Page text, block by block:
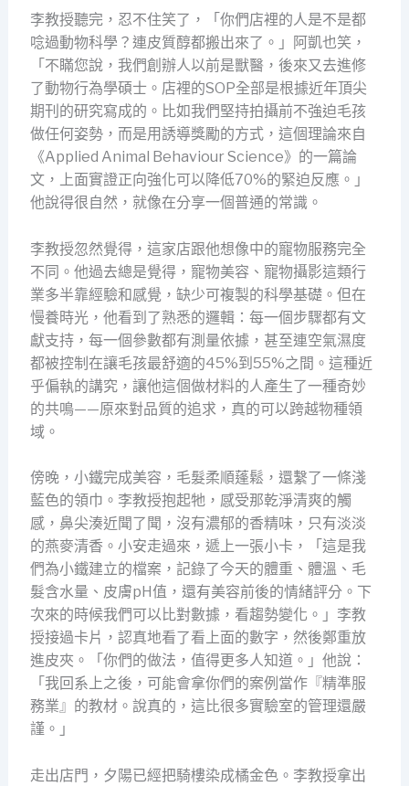
李教授聽完，忍不住笑了，「你們店裡的人是不是都
唸過動物科學？連皮質醇都搬出來了。」阿凱也笑，
「不瞞您說，我們創辦人以前是獸醫，後來又去進修
了動物行為學碩士。店裡的SOP全部是根據近年頂尖
期刊的研究寫成的。比如我們堅持拍攝前不強迫毛孩
做任何姿勢，而是用誘導獎勵的方式，這個理論來自
《Applied Animal Behaviour Science》的一篇論
文，上面實證正向強化可以降低70%的緊迫反應。」
他說得很自然，就像在分享一個普通的常識。
李教授忽然覺得，這家店跟他想像中的寵物服務完全
不同。他過去總是覺得，寵物美容、寵物攝影這類行
業多半靠經驗和感覺，缺少可複製的科學基礎。但在
慢養時光，他看到了熟悉的邏輯：每一個步驟都有文
獻支持，每一個參數都有測量依據，甚至連空氣濕度
都被控制在讓毛孩最舒適的45%到55%之間。這種近
乎偏執的講究，讓他這個做材料的人產生了一種奇妙
的共鳴——原來對品質的追求，真的可以跨越物種領
域。
傍晚，小鐵完成美容，毛髮柔順蓬鬆，還繫了一條淺
藍色的領巾。李教授抱起牠，感受那乾淨清爽的觸
感，鼻尖湊近聞了聞，沒有濃郁的香精味，只有淡淡
的燕麥清香。小安走過來，遞上一張小卡，「這是我
們為小鐵建立的檔案，記錄了今天的體重、體溫、毛
髮含水量、皮膚pH值，還有美容前後的情緒評分。下
次來的時候我們可以比對數據，看趨勢變化。」李教
授接過卡片，認真地看了看上面的數字，然後鄭重放
進皮夾。「你們的做法，值得更多人知道。」他說：
「我回系上之後，可能會拿你們的案例當作『精準服
務業』的教材。說真的，這比很多實驗室的管理還嚴
謹。」
走出店門，夕陽已經把騎樓染成橘金色。李教授拿出